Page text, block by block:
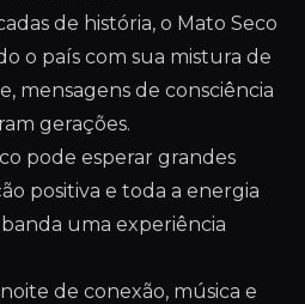
de história, o Mato Seco
o país com sua mistura de
mensagens de consciência
gerações.
pode esperar grandes
positiva e toda a energia
uma experiência
de conexão, música e